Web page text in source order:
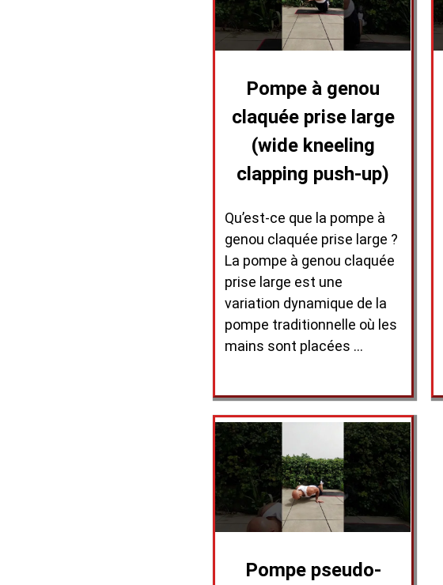
Pompe à genou
claquée prise large
(wide kneeling
clapping push-up)
Qu’est-ce que la pompe à
genou claquée prise large ?
La pompe à genou claquée
prise large est une
variation dynamique de la
pompe traditionnelle où les
mains sont placées …
Pompe pseudo-